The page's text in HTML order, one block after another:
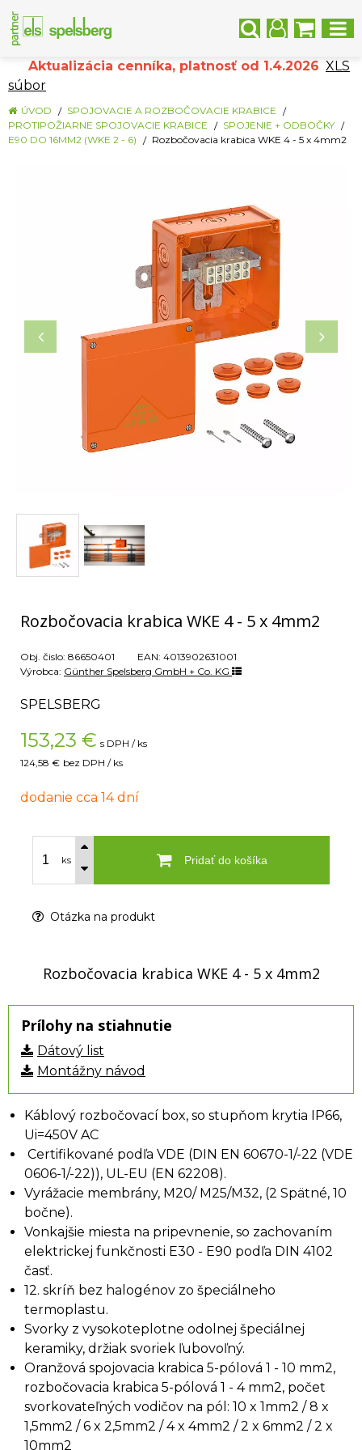
Aktualizácia cenníka, platnosť od 1.4.2026 XLS
súbor
ÚVOD
SPOJOVACIE A ROZBOČOVACIE KRABICE
PROTIPOŽIARNE SPOJOVACIE KRABICE
SPOJENIE + ODBOČKY
E90 DO 16MM2 (WKE 2 - 6)
Rozbočovacia krabica WKE 4 - 5 x 4mm2
Rozbočovacia krabica WKE 4 - 5 x 4mm2
Obj. čislo: 86650401 EAN: 4013902631001
Výrobca: Günther Spelsberg GmbH + Co. KG
SPELSBERG
153,23 € s DPH / ks
124,58 € bez DPH / ks
dodanie cca 14 dní
ks Pridať do košíka
Otázka na produkt
Rozbočovacia krabica WKE 4 - 5 x 4mm2
Prílohy na stiahnutie
Dátový list
Montážny návod
Káblový rozbočovací box, so stupňom krytia IP66,
Ui=450V AC
Certifikované podľa VDE (DIN EN 60670-1/-22 (VDE
0606-1/-22)), UL-EU (EN 62208).
Vyrážacie membrány, M20/ M25/M32, (2 Spätné, 10
bočne).
Vonkajšie miesta na pripevnenie, so zachovaním
elektrickej funkčnosti E30 - E90 podľa DIN 4102
časť.
12. skríň bez halogénov zo špeciálneho
termoplastu.
Svorky z vysokoteplotne odolnej špeciálnej
keramiky, držiak svoriek ľubovoľný.
Oranžová spojovacia krabica 5-pólová 1 - 10 mm2,
rozbočovacia krabica 5-pólová 1 - 4 mm2, počet
svorkovateľných vodičov na pól: 10 x 1mm2 / 8 x
1,5mm2 / 6 x 2,5mm2 / 4 x 4mm2 / 2 x 6mm2 / 2 x
10mm2